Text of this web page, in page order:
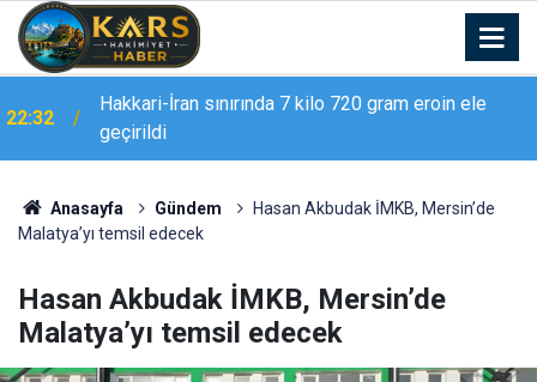
22:32
Hakkari-İran sınırında 7 kilo 720 gram eroin ele
geçirildi
21:02
Erzurum Adliyesi’nde yangın: 2 kişi dumandan
etkilendi
Anasayfa Gündem
Hasan Akbudak İMKB, Mersin’de
Malatya’yı temsil edecek
Hasan Akbudak İMKB, Mersin’de
Malatya’yı temsil edecek